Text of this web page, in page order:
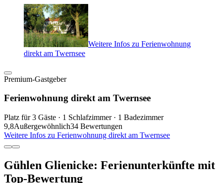
Weitere Infos zu Ferienwohnung
direkt am Twernsee
Premium-Gastgeber
Ferienwohnung direkt am Twernsee
Platz für 3 Gäste · 1 Schlafzimmer · 1 Badezimmer
9,8Außergewöhnlich34 Bewertungen
Weitere Infos zu Ferienwohnung direkt am Twernsee
Gühlen Glienicke: Ferienunterkünfte mit
Top-Bewertung